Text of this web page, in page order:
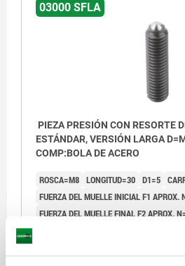
03000 SFLA
PIEZA PRESIÓN CON RESORTE
ESTÁNDAR, VERSIÓN LARGA
COMP:BOLA DE ACERO
ROSCA=M8 LONGITUD=30 D1=5
FUERZA DEL MUELLE INICIAL F1 APROX.
FUERZA DEL MUELLE FINAL F2 APROX.